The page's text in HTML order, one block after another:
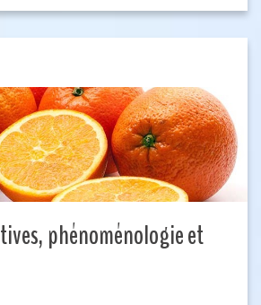
phénoménologie et